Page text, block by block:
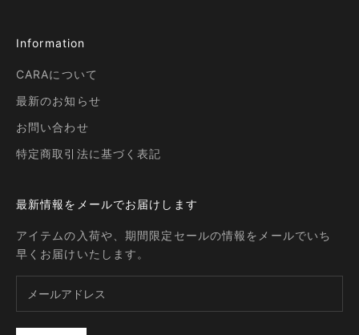
Information
CARAについて
最新のお知らせ
お問い合わせ
特定商取引法に基づく表記
最新情報をメールでお届けします
アイテムの入荷や、期間限定セールの情報をメールでいち
早くお届けいたします。